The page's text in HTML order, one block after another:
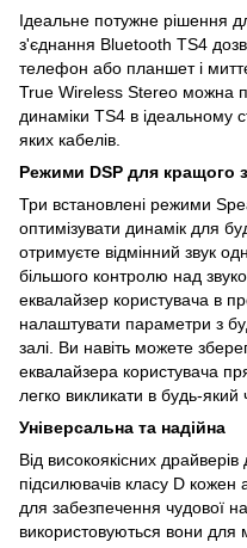
Ідеальне потужне рішення
з'єднання Bluetooth TS4
телефон або планшет і
True Wireless Stereo можна
динаміки TS4 в ідеальному
яких кабелів.
Режими DSP для кращого
Три встановлені режими
оптимізувати динамік для
отримуєте відмінний звук
більшого контролю над
еквалайзер користувача в
налаштувати параметри з
залі. Ви навіть можете
еквалайзера користувача
легко викликати в будь-який
Універсальна та надійна
Від високоякісних
підсилювачів класу D кожен
для забезпечення чудової
використовуються вони для